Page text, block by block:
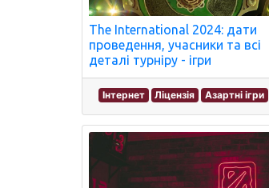
The International 2024: дати
проведення, учасники та всі
деталі турніру - ігри
Інтернет Ліцензія Азартні ігри